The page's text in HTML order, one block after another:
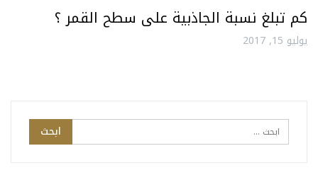
كم تبلغ نسبة الجاذبية على سطح القمر ؟
يوليو 15, 2017